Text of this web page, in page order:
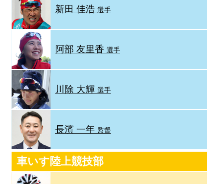
新田 佳浩 選手
阿部 友里香 選手
川除 大輝 選手
長濱 一年 監督
車いす陸上競技部